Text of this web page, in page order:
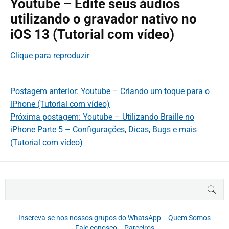
Youtube – Edite seus áudios
utilizando o gravador nativo no
iOS 13 (Tutorial com vídeo)
Clique para reproduzir
Postagem anterior: Youtube – Criando um toque para o
iPhone (Tutorial com vídeo)
Próxima postagem: Youtube – Utilizando Braille no
iPhone Parte 5 – Configurações, Dicas, Bugs e mais
(Tutorial com vídeo)
Inscreva-se nos nossos grupos do WhatsApp
Quem Somos